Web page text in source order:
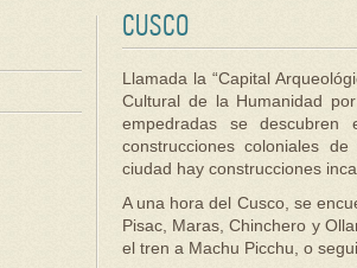
CUSCO
Llamada la “Capital
Cultural de la Humanidad
empedradas se
construcciones coloniales
ciudad hay construcciones
A una hora del Cusco, se
Pisac, Maras, Chinchero y
el tren a Machu Picchu, o